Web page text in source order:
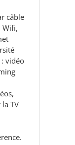
câble
Wifi,
: vidéo
TV